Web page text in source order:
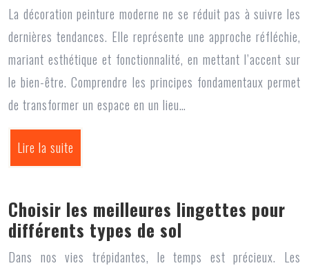
La décoration peinture moderne ne se réduit pas à suivre les
dernières tendances. Elle représente une approche réfléchie,
mariant esthétique et fonctionnalité, en mettant l’accent sur
le bien-être. Comprendre les principes fondamentaux permet
de transformer un espace en un lieu…
Lire la suite
Choisir les meilleures lingettes pour
différents types de sol
Dans nos vies trépidantes, le temps est précieux. Les